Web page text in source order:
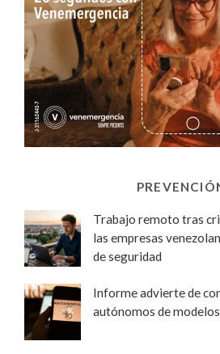
Trabajo remoto tras
las empresas
de seguridad
Informe advierte de
autónomos de